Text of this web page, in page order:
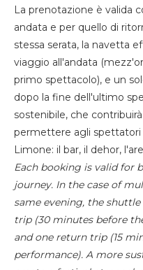
La prenotazione è valida
andata e per quello di
stessa serata, la navetta
viaggio all'andata
primo spettacolo), e un
dopo la fine dell'ultimo
sostenibile, che
permettere agli spettatori
Limone: il bar, il dehor,
Each booking is valid for
journey. In the case of
same evening, the
trip (30 minutes before
and one return trip (15
performance). A more